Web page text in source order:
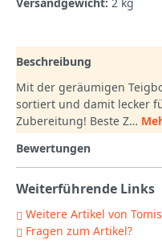
Beschreibung
Mit der geräumigen
sortiert und damit lecker
Zubereitung! Beste Z…
Bewertungen
Weiterführende Links
Weitere Artikel von
Fragen zum Artikel?